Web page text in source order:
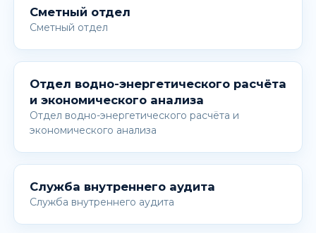
Сметный отдел
Сметный отдел
Отдел водно-энергетического расчёта
и экономического анализа
Отдел водно-энергетического расчёта и
экономического анализа
Служба внутреннего аудита
Служба внутреннего аудита